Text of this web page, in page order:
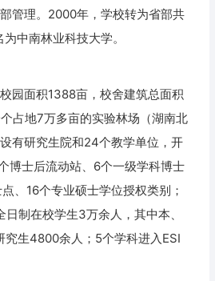
管理。2000年，学校转为省部共
中南林业科技大学。
园面积1388亩，校舍建筑总面积
占地7万多亩的实验林场（湖南北
有研究生院和24个教学单位，开
博士后流动站、6个一级学科博士
、16个专业硕士学位授权类别；
制在校学生3万余人，其中本、
究生4800余人；5个学科进入ESI